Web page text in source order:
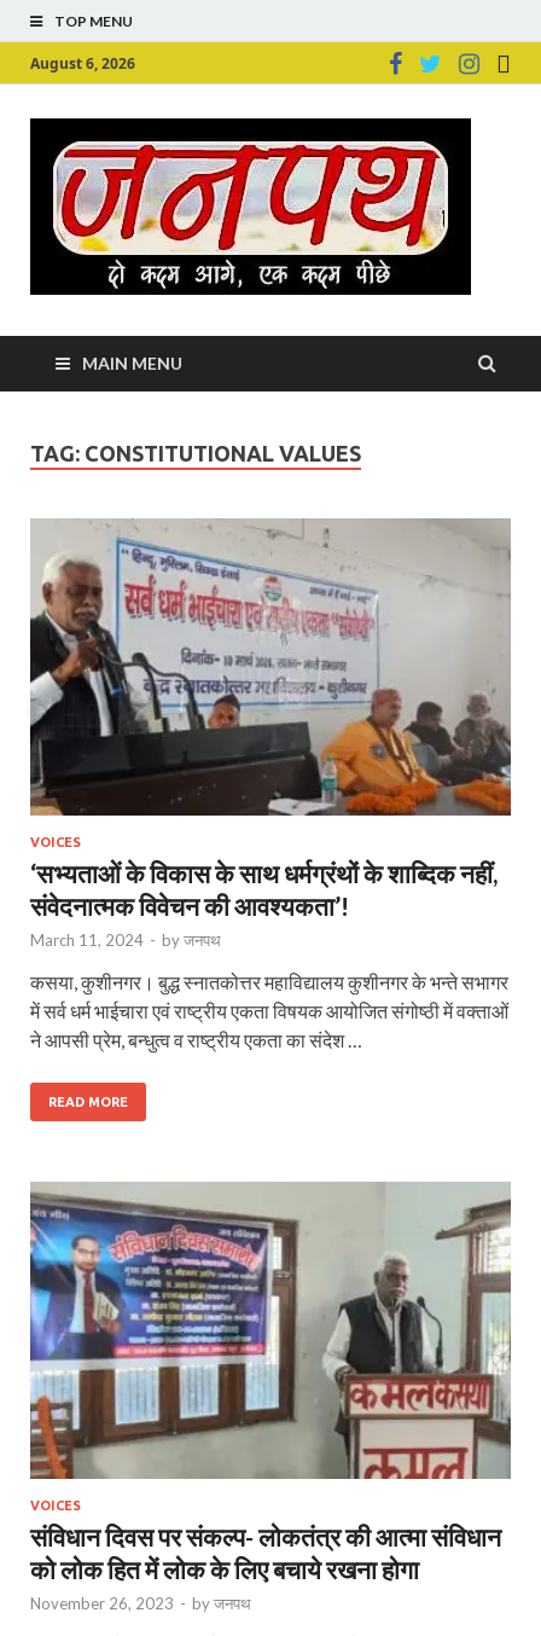
TOP MENU
August 6, 2026
MAIN MENU
TAG: CONSTITUTIONAL VALUES
VOICES
‘सभ्यताओं के विकास के साथ धर्मग्रंथों के शाब्दिक नहीं,
संवेदनात्मक विवेचन की आवश्यकता’!
March 11, 2024 - byजनपथ
कसया, कुशीनगर। बुद्ध स्नातकोत्तर महाविद्यालय कुशीनगर के भन्ते सभागर
में सर्व धर्म भाईचारा एवं राष्ट्रीय एकता विषयक आयोजित संगोष्ठी में वक्ताओं
ने आपसी प्रेम, बन्धुत्व व राष्ट्रीय एकता का संदेश …
READ MORE
VOICES
संविधान दिवस पर संकल्प- लोकतंत्र की आत्मा संविधान
को लोक हित में लोक के लिए बचाये रखना होगा
November 26, 2023 - byजनपथ